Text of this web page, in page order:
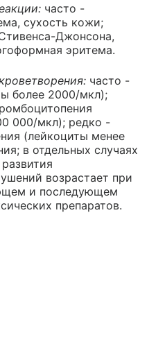
часто -
сухость кожи;
Джонсона,
эритема.
часто -
более 2000/мкл);
000/мкл); редко -
(лейкоциты менее
в отдельных случаях
возрастает при
и последующем
препаратов.